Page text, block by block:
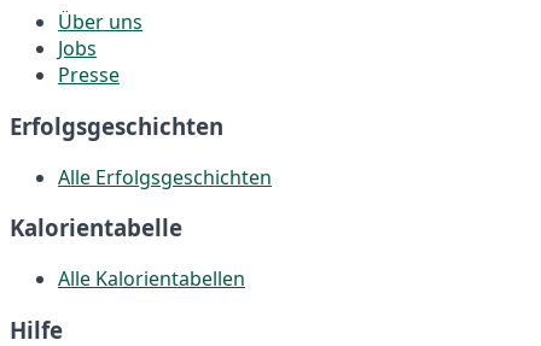
Über uns
Jobs
Presse
Erfolgsgeschichten
Alle Erfolgsgeschichten
Kalorientabelle
Alle Kalorientabellen
Hilfe